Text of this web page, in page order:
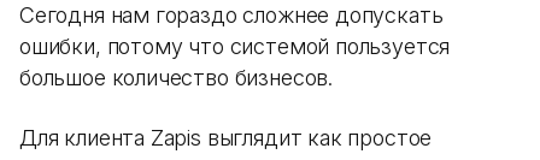
Сегодня нам гораздо сложнее допускать
ошибки, потому что системой пользуется
большое количество бизнесов.
Для клиента Zapis выглядит как простое